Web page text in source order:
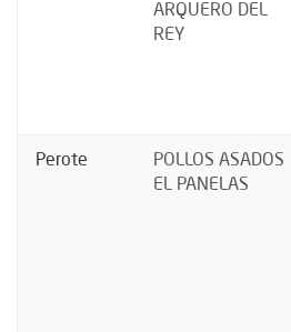
ARQUERO DEL
REY
Perote
POLLOS ASADOS
EL PANELAS